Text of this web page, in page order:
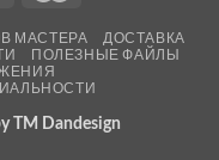
Delivery
МАСТЕРА
ДОСТАВКА
ПОЛЕЗНЫЕ ФАЙЛЫ
TM Dandesign